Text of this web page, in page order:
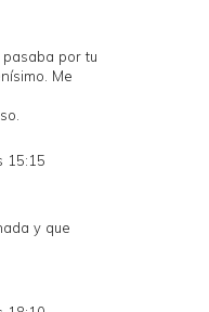
por tu
Me
15:15
y que